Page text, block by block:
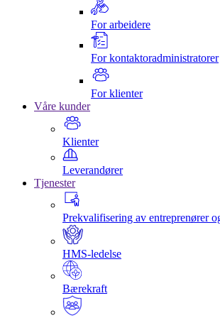
For arbeidere
For kontaktoradministratorer
For klienter
Våre kunder
Klienter
Leverandører
Tjenester
Prekvalifisering av entreprenører
HMS-ledelse
Bærekraft